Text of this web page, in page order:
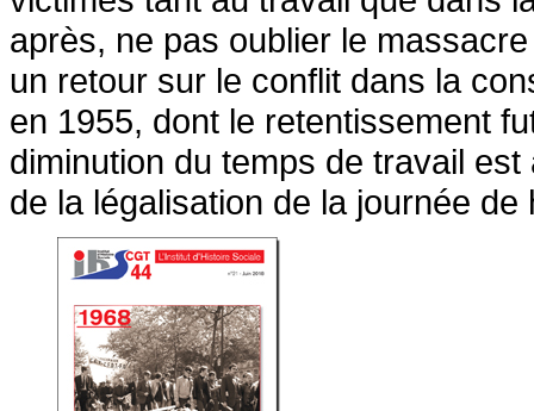
après, ne pas oublier le
un retour sur le conflit dans la
en 1955, dont le retentissement
diminution du temps de travail
de la légalisation de la journée de